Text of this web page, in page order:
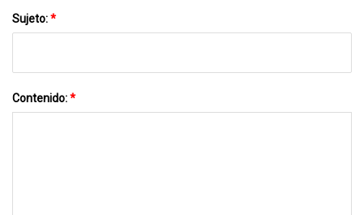
Sujeto:*
Contenido:*